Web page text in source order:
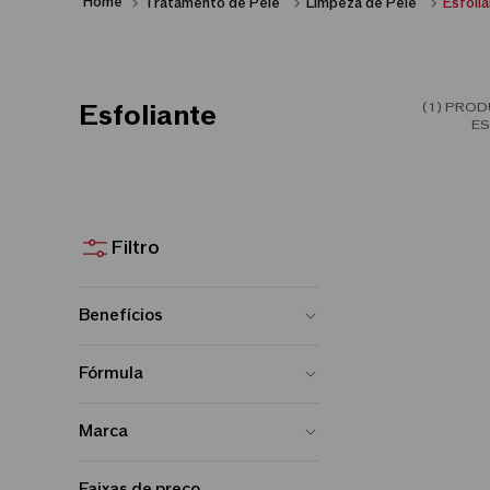
Tratamento de Pele Limpeza de Pele
Esfoliante 1
Benefícios
Controle de Oleosidade
Fórmula
Marca
Shiseido